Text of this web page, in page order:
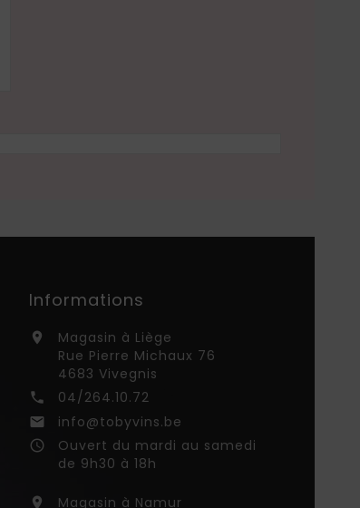
Informations

Magasin à Liège
Rue Pierre Michaux 76
4683 Vivegnis
 04/264.10.72
 info@tobyvins.be
access_time
Ouvert du mardi au samedi
de 9h30 à 18h
 Magasin à Namur